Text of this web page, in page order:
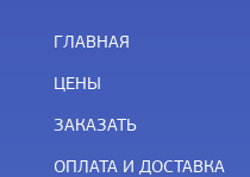
ГЛАВНАЯ
ЦЕНЫ
ЗАКАЗАТЬ
ОПЛАТА И ДОСТАВКА